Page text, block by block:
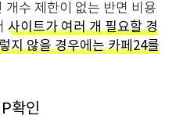
수 제한이 없는 반면 비용
사이트가 여러 개 필요할 경
지 않을 경우에는 카페24를
확인